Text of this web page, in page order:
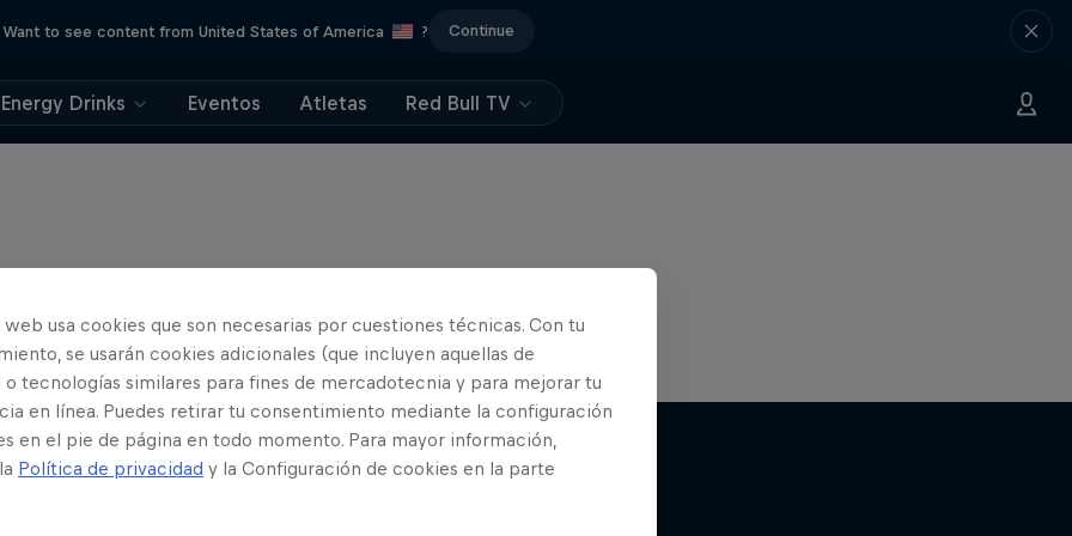
Want to see content from United States of America ? Continue
Energy Drinks Eventos Atletas Red Bull TV
web usa cookies que son necesarias por cuestiones técnicas. Con tu
se usarán cookies adicionales (que incluyen aquellas de
tecnologías similares para fines de mercadotecnia y para mejorar tu
en línea. Puedes retirar tu consentimiento mediante la configuración
en el pie de página en todo momento. Para mayor información,
Política de privacidad y la Configuración de cookies en la parte